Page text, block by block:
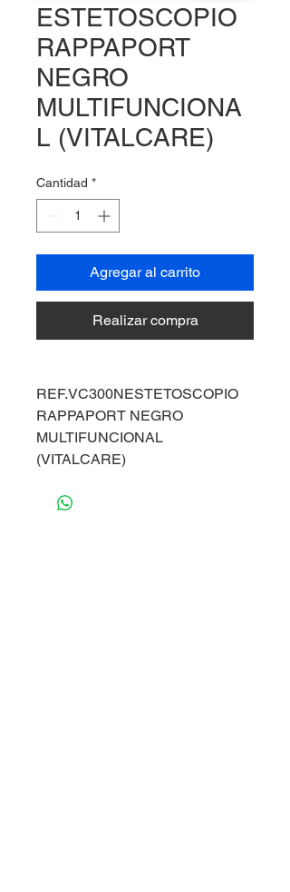
ESTETOSCOPIO
RAPPAPORT
NEGRO
MULTIFUNCIONA
L (VITALCARE)
Cantidad *
Agregar al carrito
Realizar compra
REF.VC300NESTETOSCOPIO
RAPPAPORT NEGRO
MULTIFUNCIONAL
(VITALCARE)